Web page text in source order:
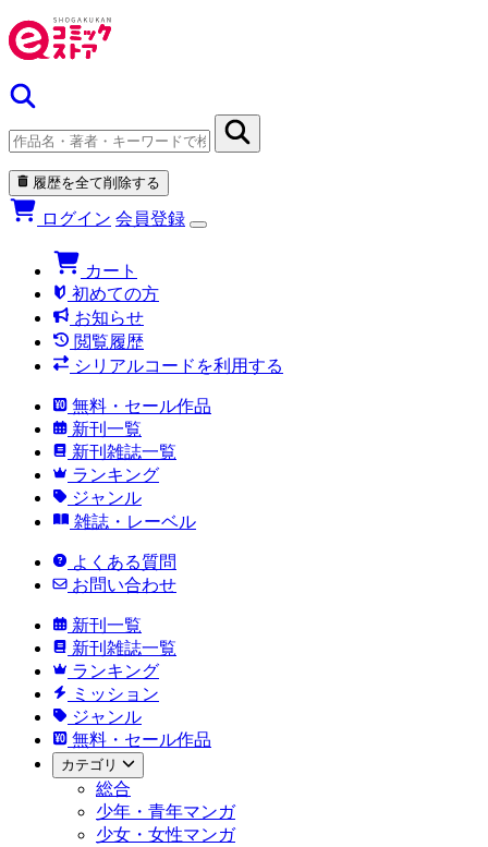
履歴を全て削除する
ログイン 会員登録
カート
初めての方
お知らせ
閲覧履歴
シリアルコードを利用する
無料・セール作品
新刊一覧
新刊雑誌一覧
ランキング
ジャンル
雑誌・レーベル
よくある質問
お問い合わせ
新刊一覧
新刊雑誌一覧
ランキング
ミッション
ジャンル
無料・セール作品
カテゴリ
総合
少年・青年マンガ
少女・女性マンガ